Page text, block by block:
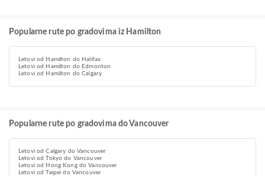
Popularne rute po gradovima iz Hamilton
Letovi od Hamilton do Halifax
Letovi od Hamilton do Edmonton
Letovi od Hamilton do Calgary
Popularne rute po gradovima do Vancouver
Letovi od Calgary do Vancouver
Letovi od Tokyo do Vancouver
Letovi od Hong Kong do Vancouver
Letovi od Taipei do Vancouver